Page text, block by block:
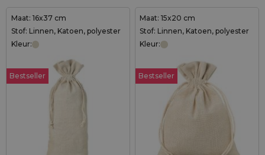
Maat: 16x37 cm
Stof: Linnen, Katoen, polyester
Kleur:
Bestseller
Maat: 15x20 cm
Stof: Linnen, Katoen, polyester
Kleur:
Bestseller